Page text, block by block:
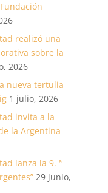
realizó una
sobre la
2026
nueva tertulia
1 julio, 2026
invita a la
la Argentina
lanza la 9. ª
29 junio,